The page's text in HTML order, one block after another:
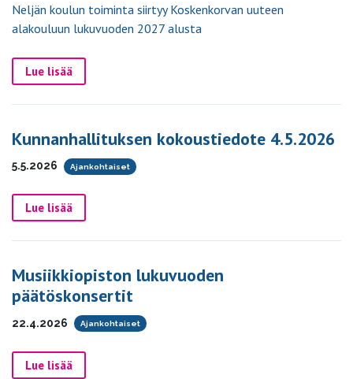
Neljän koulun toiminta siirtyy Koskenkorvan uuteen
alakouluun lukuvuoden 2027 alusta
Lue lisää
Kunnanhallituksen kokoustiedote 4.5.2026
5.5.2026 Ajankohtaiset
Lue lisää
Musiikkiopiston lukuvuoden
päätöskonsertit
22.4.2026 Ajankohtaiset
Lue lisää